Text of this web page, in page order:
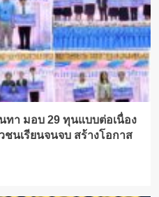
า มอบ 29 ทุนแบบต่อเนื่อง
นเรียนจนจบ สร้างโอกาส